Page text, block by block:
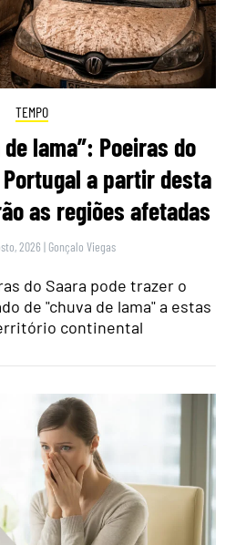
TEMPO
lama”: Poeiras do
Portugal a partir desta
as regiões afetadas
2026 | Gonçalo Viegas
do Saara pode trazer o
de "chuva de lama" a estas
continental